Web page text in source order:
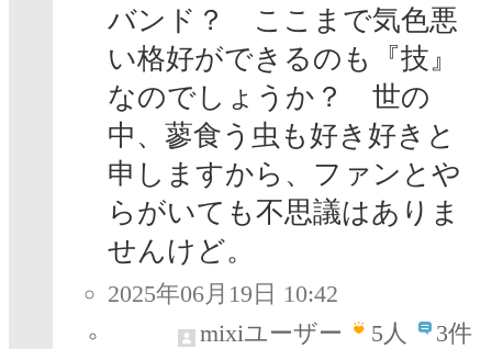
バンド？ ここまで気色悪
い格好ができるのも『技』
なのでしょうか？ 世の
中、蓼食う虫も好き好きと
申しますから、ファンとや
らがいても不思議はありま
せんけど。
2025年06月19日 10:42
mixiユーザー
5人 3件